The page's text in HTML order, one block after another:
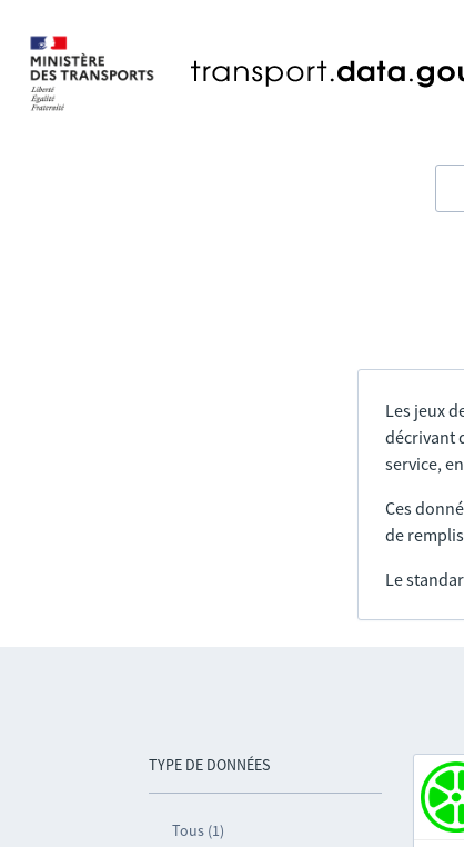
Les jeux
décrivant
service,
Ces
de
Le
TYPE DE DONNÉES
Tous (1)